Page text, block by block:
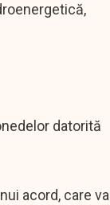
datorită
acord, care va